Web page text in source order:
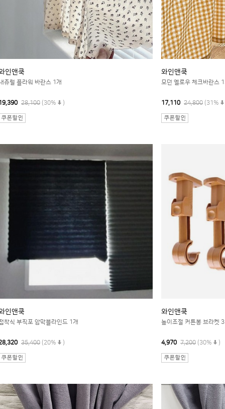
인앤쿡
츄럴 플라워 바란스 1개
28,100 (30% )
와인앤쿡
모던 옐로우 체크바란스
17,110 24,800 (31%
인앤쿡
착식 부직포 암막블라인드 1개
35,400 (20% )
와인앤쿡
높이조절 커튼봉 브라켓
4,970 7,200 (30% )